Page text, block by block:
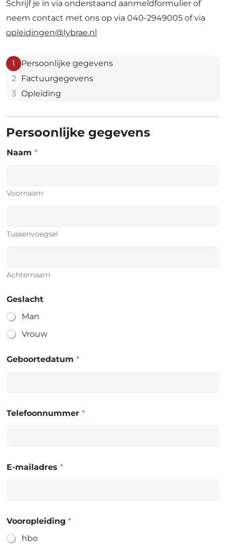
Schrijf je in via onderstaand aanmeldformulier of
neem contact met ons op via 040-2949005 of via
opleidingen@lybrae.nl
1
Persoonlijke gegevens
2
Factuurgegevens
3 Opleiding
Persoonlijke gegevens
Naam *
Voornaam
Tussenvoegsel
Achternaam
Geslacht
Man
Vrouw
Geboortedatum *
Telefoonnummer *
E-mailadres *
Vooropleiding *
hbo